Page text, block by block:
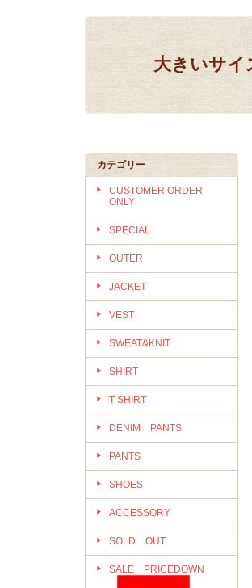
大きいサ
カテゴリー
CUSTOMER ORDER
ONLY
SPECIAL
OUTER
JACKET
VEST
SWEAT&KNIT
SHIRT
T SHIRT
DENIM PANTS
PANTS
SHOES
ACCESSORY
SOLD OUT
SALE PRICEDOWN